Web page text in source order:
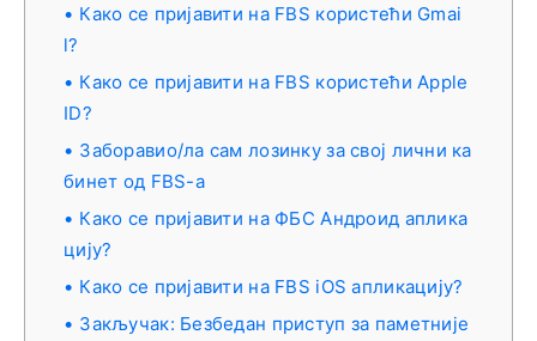
Како се пријавити на FBS користећи Gmai
l?
Како се пријавити на FBS користећи Apple
ID?
Заборавио/ла сам лозинку за свој лични ка
бинет од FBS-а
Како се пријавити на ФБС Андроид аплика
цију?
Како се пријавити на FBS iOS апликацију?
Закључак: Безбедан приступ за паметније